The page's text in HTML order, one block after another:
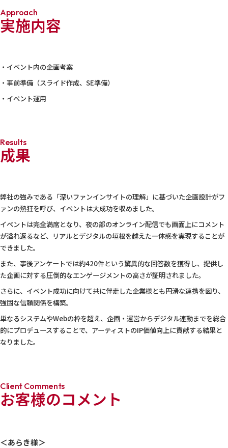
Approach
実施内容
・イベント内の企画考案
・事前準備（スライド作成、SE準備）
・イベント運用
Results
成果
弊社の強みである「深いファンインサイトの理解」に基づいた企画設計がフ
ァンの熱狂を呼び、イベントは大成功を収めました。
イベントは完全満席となり、夜の部のオンライン配信でも画面上にコメント
が溢れ返るなど、リアルとデジタルの垣根を越えた一体感を実現することが
できました。
また、事後アンケートでは約420件という驚異的な回答数を獲得し、提供し
た企画に対する圧倒的なエンゲージメントの高さが証明されました。
さらに、イベント成功に向けて共に伴走した企業様とも円滑な連携を図り、
強固な信頼関係を構築。
単なるシステムやWebの枠を超え、企画・運営からデジタル連動までを総合
的にプロデュースすることで、アーティストのIP価値向上に貢献する結果と
なりました。
Client Comments
お客様のコメント
＜あらき様＞